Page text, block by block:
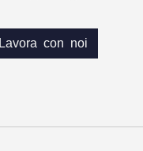
Lavora con noi